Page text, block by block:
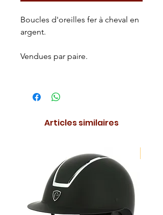
Boucles d'oreilles fer à cheval en
argent.
Vendues par paire.
Articles similaires